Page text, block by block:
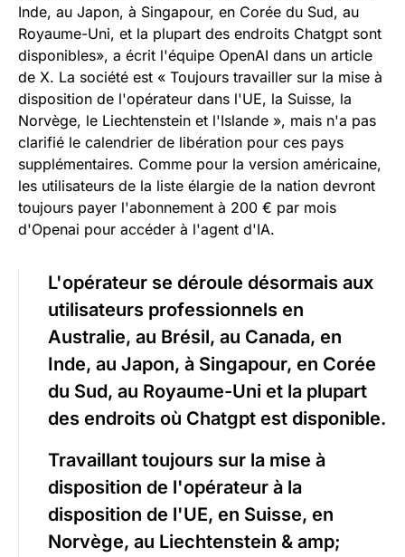
Inde, au Japon, à Singapour, en Corée du Sud, au
Royaume-Uni, et la plupart des endroits Chatgpt sont
disponibles», a écrit l'équipe OpenAI dans un article
de X. La société est « Toujours travailler sur la mise à
disposition de l'opérateur dans l'UE, la Suisse, la
Norvège, le Liechtenstein et l'Islande », mais n'a pas
clarifié le calendrier de libération pour ces pays
supplémentaires. Comme pour la version américaine,
les utilisateurs de la liste élargie de la nation devront
toujours payer l'abonnement à 200 € par mois
d'Openai pour accéder à l'agent d'IA.
L'opérateur se déroule désormais aux
utilisateurs professionnels en
Australie, au Brésil, au Canada, en
Inde, au Japon, à Singapour, en Corée
du Sud, au Royaume-Uni et la plupart
des endroits où Chatgpt est disponible.
Travaillant toujours sur la mise à
disposition de l'opérateur à la
disposition de l'UE, en Suisse, en
Norvège, au Liechtenstein & amp;